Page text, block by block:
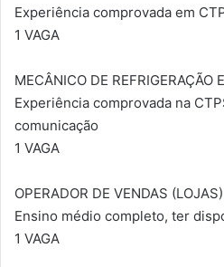
Experiência comprovada em
1 VAGA
MECÂNICO DE REFRIGERAÇÃO
Experiência comprovada na
comunicação
1 VAGA
OPERADOR DE VENDAS (LOJAS)
Ensino médio completo, ter
1 VAGA